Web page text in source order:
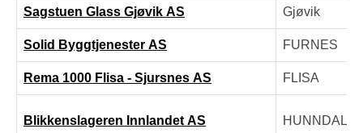
Sagstuen Glass Gjøvik AS Gjøvik
Solid Byggtjenester AS FURNES
Rema 1000 Flisa - Sjursnes AS FLISA
Blikkenslageren Innlandet AS